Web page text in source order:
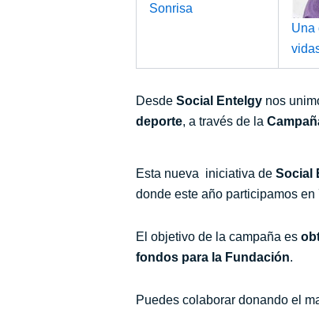
Sonrisa
Una
Desde Social Entelgy nos
deporte, a través de la
Esta nueva iniciativa de Social
donde este año participamos
El objetivo de la campaña es
fondos para la Fundación.
Puedes colaborar donando el